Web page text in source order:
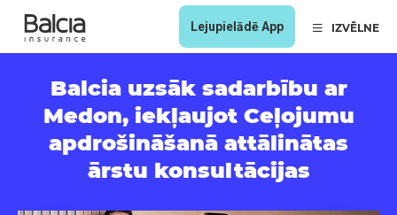
Lejupielādē App IZVĒLNE
Balcia uzsāk sadarbību ar
Medon, iekļaujot Ceļojumu
apdrošināšanā attālinātas
ārstu konsultācijas